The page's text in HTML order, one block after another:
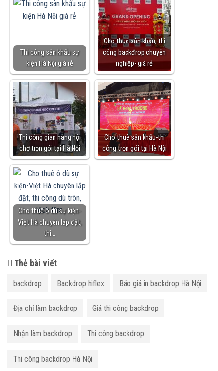
Thi công sân khấu sự
kiện Hà Nội giá rẻ
Cho thuê sân khấu, thi
công backđrop chuyên
nghiệp- giá rẻ
Thi công gian hàng hội
chợ trọn gói tại Hà Nội
Cho thuê sân khấu-thi
công trọn gói tại Hà Nội
Cho thuê ô dù sự kiện-
Việt Hà chuyên lắp đặt,
thi…
Thẻ bài viết
backdrop Backdrop hiflex Báo giá in backdrop Hà Nội
Địa chỉ làm backdrop Giá thi công backdrop
Nhận làm backdrop Thi công backdrop
Thi công backdrop Hà Nội